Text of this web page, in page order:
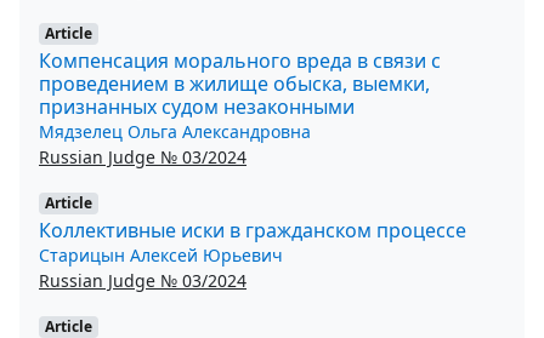
Article
Компенсация морального вреда в связи с
проведением в жилище обыска, выемки,
признанных судом незаконными
Мядзелец Ольга Александровна
Russian Judge № 03/2024
Article
Коллективные иски в гражданском процессе
Старицын Алексей Юрьевич
Russian Judge № 03/2024
Article